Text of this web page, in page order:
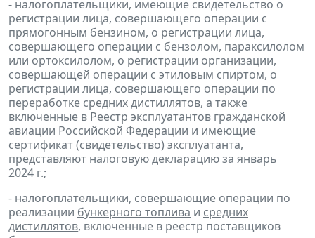
- налогоплательщики, имеющие свидетельство о
регистрации лица, совершающего операции с
прямогонным бензином, о регистрации лица,
совершающего операции с бензолом, параксилолом
или ортоксилолом, о регистрации организации,
совершающей операции с этиловым спиртом, о
регистрации лица, совершающего операции по
переработке средних дистиллятов, а также
включенные в Реестр эксплуатантов гражданской
авиации Российской Федерации и имеющие
сертификат (свидетельство) эксплуатанта,
представляют налоговую декларациюза январь
2024 г.;
- налогоплательщики, совершающие операции по
реализации бункерного топлива и средних
дистиллятов, включенные в реестр поставщиков